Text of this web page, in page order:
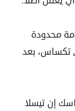
محدودة
تكساس، بعد
إن تيسلا